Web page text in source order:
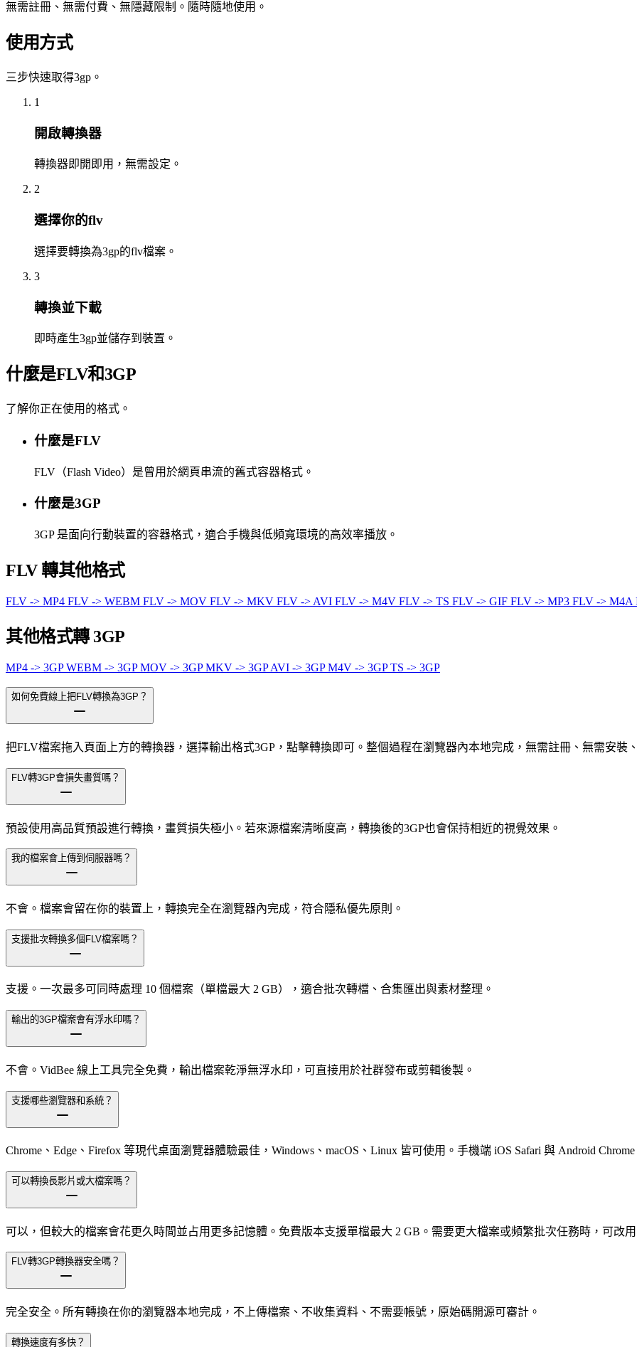
無需註冊、無需付費、無隱藏限制。隨時隨地使用。
使用方式
三步快速取得3gp。
1
開啟轉換器
轉換器即開即用，無需設定。
2
選擇你的flv
選擇要轉換為3gp的flv檔案。
3
轉換並下載
即時產生3gp並儲存到裝置。
什麼是FLV和3GP
了解你正在使用的格式。
什麼是FLV
FLV（Flash Video）是曾用於網頁串流的舊式容器格式。
什麼是3GP
3GP 是面向行動裝置的容器格式，適合手機與低頻寬環境的高效率播放。
FLV 轉其他格式
FLV -> MP4 FLV -> WEBM FLV -> MOV FLV -> MKV FLV -> AVI FLV -> M4V FLV -> TS FLV -> GIF FLV -> MP3 FLV -> M4A
其他格式轉 3GP
MP4 -> 3GPWEBM -> 3GPMOV -> 3GPMKV -> 3GPAVI -> 3GPM4V -> 3GPTS -> 3GP
如何免費線上把FLV轉換為3GP？
把FLV檔案拖入頁面上方的轉換器，選擇輸出格式3GP，點擊轉換即可。整個過程在瀏覽器內本地完成，無需註冊、無需安裝
FLV轉3GP會損失畫質嗎？
預設使用高品質預設進行轉換，畫質損失極小。若來源檔案清晰度高，轉換後的3GP也會保持相近的視覺效果。
我的檔案會上傳到伺服器嗎？
不會。檔案會留在你的裝置上，轉換完全在瀏覽器內完成，符合隱私優先原則。
支援批次轉換多個FLV檔案嗎？
支援。一次最多可同時處理 10 個檔案（單檔最大 2 GB），適合批次轉檔、合集匯出與素材整理。
輸出的3GP檔案會有浮水印嗎？
不會。VidBee 線上工具完全免費，輸出檔案乾淨無浮水印，可直接用於社群發布或剪輯後製。
支援哪些瀏覽器和系統？
Chrome、Edge、Firefox 等現代桌面瀏覽器體驗最佳，Windows、macOS、Linux 皆可使用。手機端 iOS Safari 與 Android
可以轉換長影片或大檔案嗎？
可以，但較大的檔案會花更久時間並占用更多記憶體。免費版本支援單檔最大 2 GB。需要更大檔案或頻繁批次任務時，可改用
FLV轉3GP轉換器安全嗎？
完全安全。所有轉換在你的瀏覽器本地完成，不上傳檔案、不收集資料、不需要帳號，原始碼開源可審計。
轉換速度有多快？